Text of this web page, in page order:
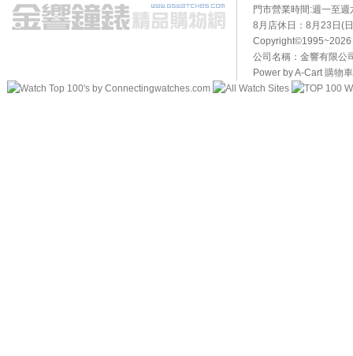
門市營業時間:週一至
8月店休日：8月23日(
Copyright©1995~2026
公司名稱：金響有限公
Power by A-Cart 購物車